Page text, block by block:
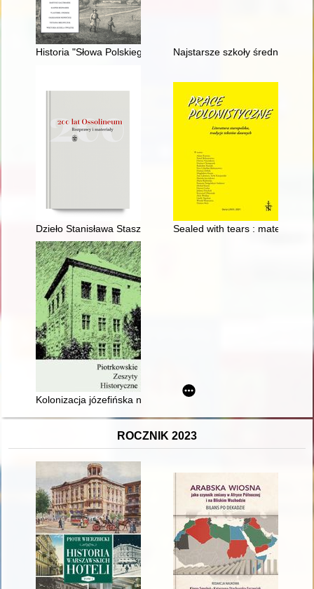
Historia "Słowa Polskiego" podczas II wojny światowej
Najstarsze szkoły średnie w
Dzieło Stanisława Staszica w Warszawie jako przykład
Sealed with tears : material
Kolonizacja józefińska na obszarze dawnej Galicji w świetle
ROCZNIK 2023